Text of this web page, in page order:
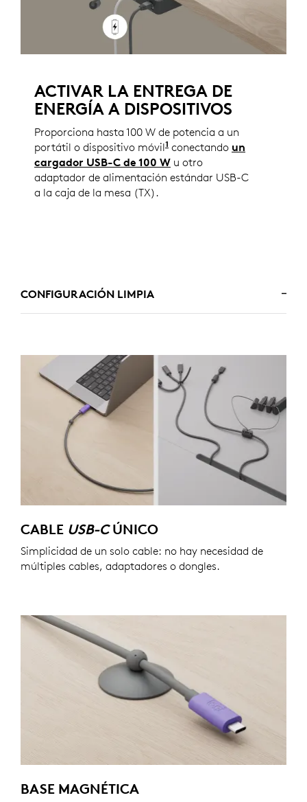
ACTIVAR LA ENTREGA DE
ENERGÍA A DISPOSITIVOS
Proporciona hasta 100 W de potencia a un
portátil o dispositivo móvil1 conectando un
cargador USB-C de 100 W u otro
adaptador de alimentación estándar USB-C
a la caja de la mesa (TX).
CONFIGURACIÓN LIMPIA
CABLE USB-CÚNICO
Simplicidad de un solo cable: no hay necesidad de
múltiples cables, adaptadores o dongles.
BASE MAGNÉTICA